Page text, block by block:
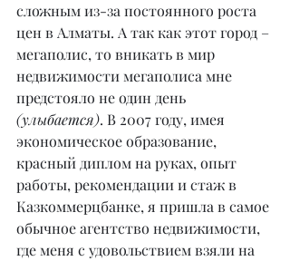
сложным из-за постоянного роста
цен в Алматы. А так как этот город –
мегаполис, то вникать в мир
недвижимости мегаполиса мне
предстояло не один день
(улыбается). В 2007 году, имея
экономическое образование,
красный диплом на руках, опыт
работы, рекомендации и стаж в
Казкоммерцбанке, я пришла в самое
обычное агентство недвижимости,
где меня с удовольствием взяли на